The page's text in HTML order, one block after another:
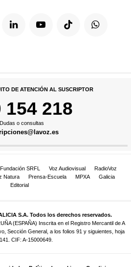
DE ATENCIÓN AL SUSCRIPTOR
154 218
Dudas o consultas
Fundación SRFL Voz Audiovisual
RadioVoz
Natura Prensa-Escuela MPXA
Galicia
Editorial
S.A. Todos los derechos reservados.
(ESPAÑA) Inscrita en el Registro Mercantil de A
Sección General, a los folios 91 y siguientes, hoja
CIF: A-15000649.